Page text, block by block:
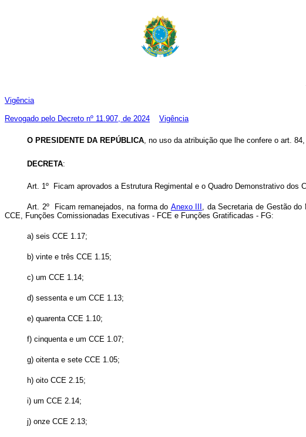
Vigência
Revogado pelo Decreto nº 11.907, de 2024 Vigência
O PRESIDENTE DA REPÚBLICA, no uso da atribuição que lhe confere o art. 84,
DECRETA:
Art. 1º Ficam aprovados a Estrutura Regimental e o Quadro Demonstrativo
Art. 2º Ficam remanejados, na forma do Anexo III , da Secretaria de Gestão
CCE, Funções Comissionadas Executivas - FCE e Funções Gratificadas - FG:
a) seis CCE 1.17;
b) vinte e três CCE 1.15;
c) um CCE 1.14;
d) sessenta e um CCE 1.13;
e) quarenta CCE 1.10;
f) cinquenta e um CCE 1.07;
g) oitenta e sete CCE 1.05;
h) oito CCE 2.15;
i) um CCE 2.14;
j) onze CCE 2.13;